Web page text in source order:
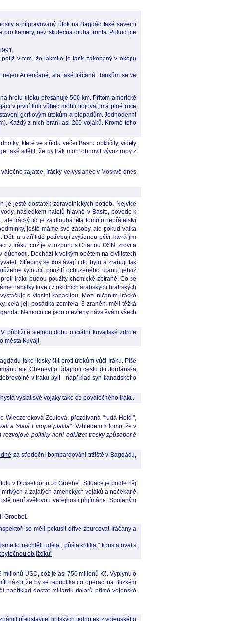
a připravovaný útok na Bagdád také severní
kamery, než skutečná druhá fronta. Pokud jde
v tom, že jakmile je tank zakopaný v okopu
Američané, ale také Iráčané. Tankům se ve
hrotu útoku přesahuje 500 km. Přitom americké
v první linii vůbec mohli bojovat, má plné ruce
gerilovým útokům a přepadům. Jednodenní
Každý z nich brání asi 200 vojáků. Kromě toho
které ve středu večer Basru obklíčily,viděly
také sdělil, že by Irák mohl obnovit vývoz ropy z
zajatce. Irácký velvyslanec v Moskvě dnes
je jestě dostatek zdravotnických potřeb. Nejvíce
následkem náletů hlavně v Basře, povede k
ale irácký lid je za dlouhá léta tomuto nepřátelství
ještě máme své zásoby, ale pokud válka
Děti a staří lidé potřebují zvýšenou péči, která jim
z Iráku, což je v rozporu s Chartou OSN, zrovna
Dochází k velkým obětem na civilistech
Střepiny se dostávají i do bytů a zraňuji tak
vyloučít použití ochuzeného uranu, jehož
Iráku budou použity chemické zbtraně. Co se
nabídky krve i z okolních arabských bratrských
s vlastní kapacitou. Mezi ničením irácké
celá její posádka zemřela. 3 zranění měli těžká
Nemocnice jsou otevřeny návstěvám všech
přibližně stejnou dobu oficiální kuvajtské zdroje
města Kuvajt.
jako lidský štít proti útokům vůči Iráku. Píše
ale Cheneyho údajnou cestu do Jordánska
v Iráku byli - například syn kanadského
vyslat své vojáky také do poválečného Iráku.
Wieczoreková-Zeulová, přezdívaná "rudá Heidi",
a 'stará Evropa' platila". Vzhledem k tomu, že v
rozvojové politiky není odklízet trosky způsobené
za středeční bombardování tržiště v Bagdádu,
v Düsseldorfu Jo Groebel. Situace je podle něj
a zajatých amerických vojáků a nečekaně
není světovou veřejností přijímána. Spojeným
Groebel.
se měli pokusit dříve zburcovat Iráčany a
to nechtěli udělat, přišla kritika," konstatoval s
objížďku".
milionů USD, což je asi 750 milionů Kč. Vyplynulo
názor, že by se republika do operací na Blízkém
například dostat miliardu dolarů přímé vojenské
představitel britských jednotek z vojenského